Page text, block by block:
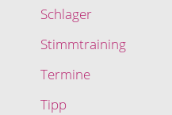
Schlager
Stimmtraining
Termine
Tipp